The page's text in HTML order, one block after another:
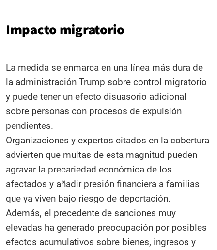
Impacto migratorio
La medida se enmarca en una línea más dura de
la administración Trump sobre control migratorio
y puede tener un efecto disuasorio adicional
sobre personas con procesos de expulsión
pendientes.
Organizaciones y expertos citados en la cobertura
advierten que multas de esta magnitud pueden
agravar la precariedad económica de los
afectados y añadir presión financiera a familias
que ya viven bajo riesgo de deportación.
Además, el precedente de sanciones muy
elevadas ha generado preocupación por posibles
efectos acumulativos sobre bienes, ingresos y